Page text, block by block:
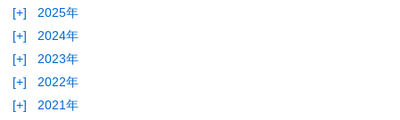
[+]
2025年
[+]
2024年
[+]
2023年
[+]
2022年
[+]
2021年